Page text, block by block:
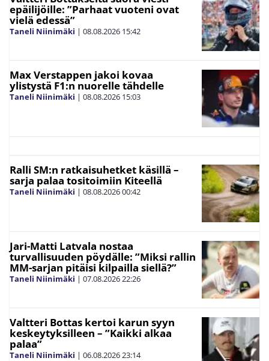
epäilijöille: ”Parhaat vuoteni ovat
vielä edessä”
Taneli Niinimäki | 08.08.2026 15:42
Max Verstappen jakoi kovaa
ylistystä F1:n nuorelle tähdelle
Taneli Niinimäki | 08.08.2026 15:03
Ralli SM:n ratkaisuhetket käsillä –
sarja palaa tositoimiin Kiteellä
Taneli Niinimäki | 08.08.202600:42
Jari-Matti Latvala nostaa
turvallisuuden pöydälle: ”Miksi rallin
MM-sarjan pitäisi kilpailla siellä?”
Taneli Niinimäki | 07.08.202622:26
Valtteri Bottas kertoi karun syyn
keskeytyksilleen – ”Kaikki alkaa
palaa”
Taneli Niinimäki | 06.08.202623:14